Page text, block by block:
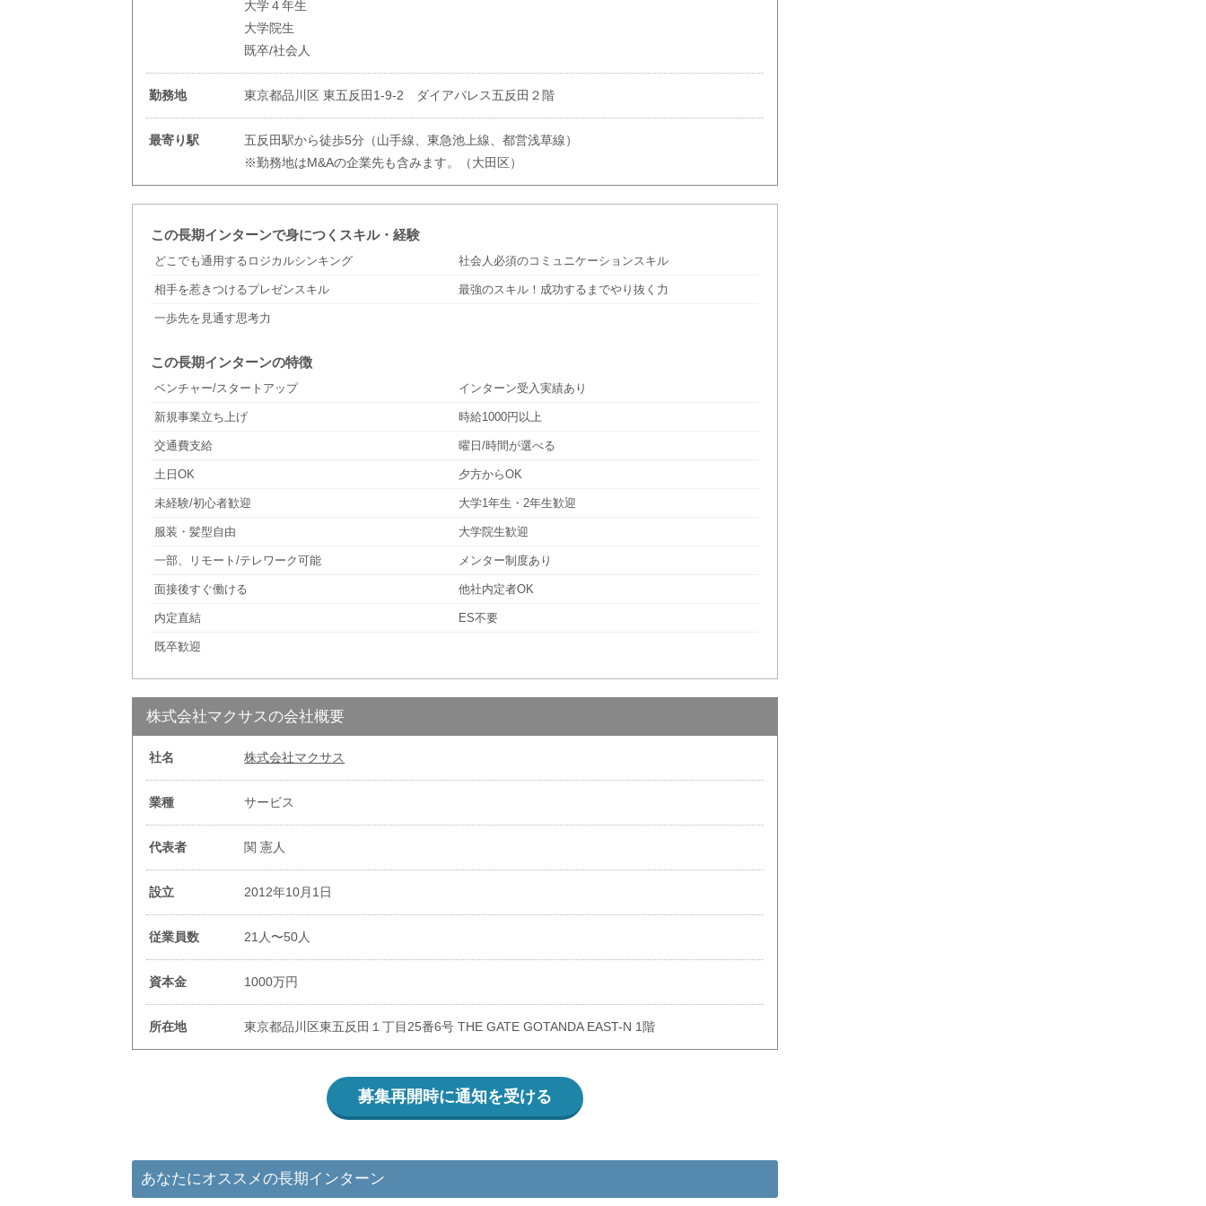
大学４年生
大学院生
既卒/社会人
勤務地 東京都品川区 東五反田1-9-2 ダイアパレス五反田２階
最寄り駅
五反田駅から徒歩5分（山手線、東急池上線、都営浅草線）
※勤務地はM&Aの企業先も含みます。（大田区）
この長期インターンで身につくスキル・経験
どこでも通用するロジカルシンキング 社会人必須のコミュニケーションスキル
相手を惹きつけるプレゼンスキル 最強のスキル！成功するまでやり抜く力
一歩先を見通す思考力
この長期インターンの特徴
ベンチャー/スタートアップ インターン受入実績あり
新規事業立ち上げ 時給1000円以上
交通費支給 曜日/時間が選べる
土日OK 夕方からOK
未経験/初心者歓迎 大学1年生・2年生歓迎
服装・髪型自由 大学院生歓迎
一部、リモート/テレワーク可能 メンター制度あり
面接後すぐ働ける 他社内定者OK
内定直結 ES不要
既卒歓迎
株式会社マクサスの会社概要
社名 株式会社マクサス
業種 サービス
代表者 関 憲人
設立 2012年10月1日
従業員数 21人〜50人
資本金 1000万円
所在地 東京都品川区東五反田１丁目25番6号 THE GATE GOTANDA EAST-N 1階
募集再開時に通知を受ける
あなたにオススメの長期インターン